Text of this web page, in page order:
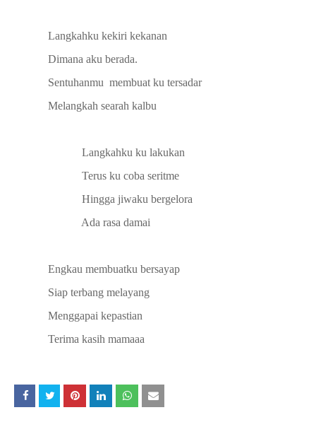
Langkahku kekiri kekanan
Dimana aku berada.
Sentuhanmu membuat ku tersadar
Melangkah searah kalbu
Langkahku ku lakukan
Terus ku coba seritme
Hingga jiwaku bergelora
Ada rasa damai
Engkau membuatku bersayap
Siap terbang melayang
Menggapai kepastian
Terima kasih mamaaa